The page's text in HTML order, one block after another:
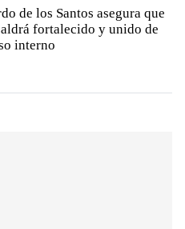
de los Santos asegura que
fortalecido y unido de
interno